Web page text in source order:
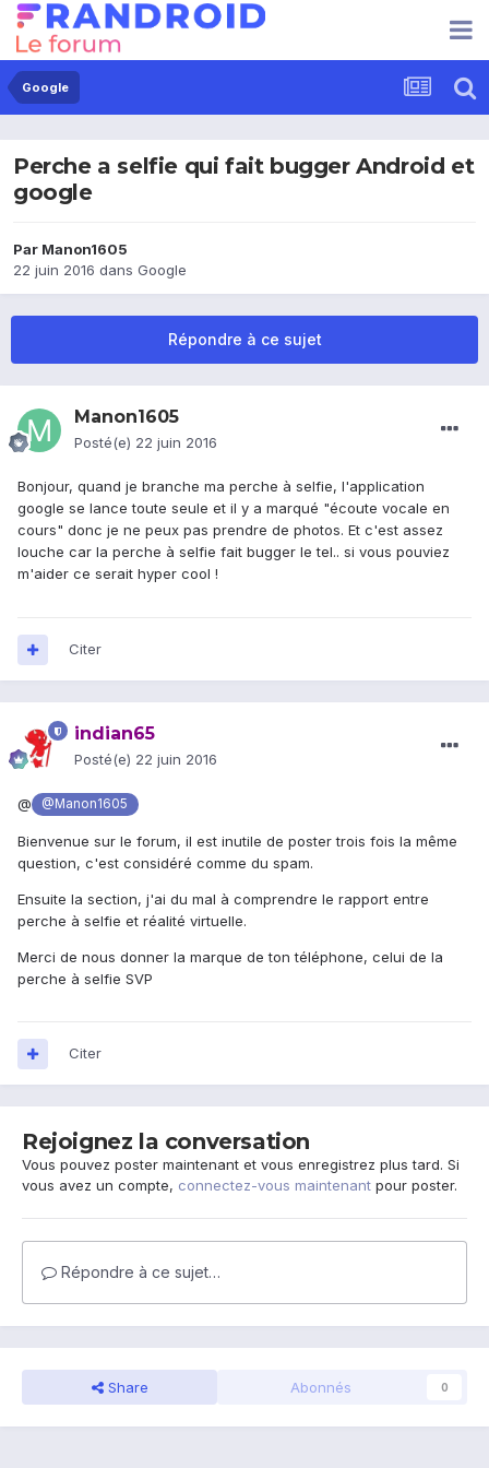
Google
Perche a selfie qui fait bugger Android et
google
Par Manon1605
22 juin 2016 dans Google
Répondre à ce sujet
Manon1605
Posté(e) 22 juin 2016
Bonjour, quand je branche ma perche à selfie, l'application
google se lance toute seule et il y a marqué "écoute vocale en
cours" donc je ne peux pas prendre de photos. Et c'est assez
louche car la perche à selfie fait bugger le tel.. si vous pouviez
m'aider ce serait hyper cool !
Citer
indian65
Posté(e) 22 juin 2016
@ @Manon1605
Bienvenue sur le forum, il est inutile de poster trois fois la même
question, c'est considéré comme du spam.
Ensuite la section, j'ai du mal à comprendre le rapport entre
perche à selfie et réalité virtuelle.
Merci de nous donner la marque de ton téléphone, celui de la
perche à selfie SVP
Citer
Rejoignez la conversation
Vous pouvez poster maintenant et vous enregistrez plus tard. Si
vous avez un compte, connectez-vous maintenant pour poster.
Répondre à ce sujet…
Share Abonnés 0